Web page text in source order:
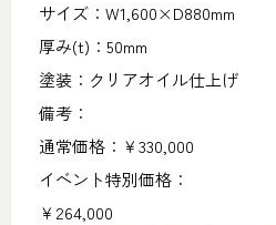
サイズ：W1,600×D880mm
厚み(t)：50mm
塗装：クリアオイル仕上げ
備考：
通常価格：￥330,000
イベント特別価格：
￥264,000